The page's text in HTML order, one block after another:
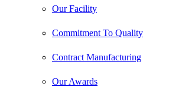
Our Facility
Commitment To Quality
Contract Manufacturing
Our Awards